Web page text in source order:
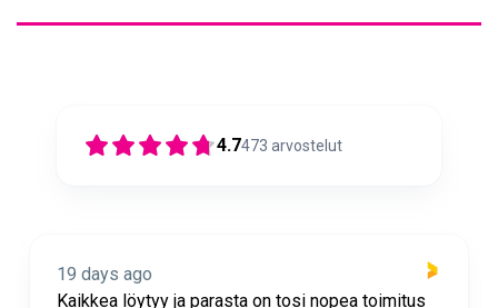
4.7473 arvostelut
19 days ago
Kaikkea löytyy ja parasta on tosi nopea toimitus